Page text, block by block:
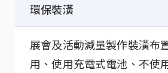
環保裝潢
展會及活動減量製作裝潢布
用、使用充電式電池、不使